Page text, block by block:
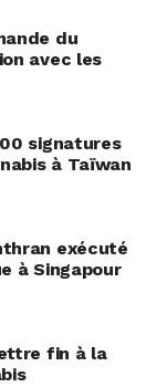
du
avec les
signatures
à Taïwan
exécuté
à Singapour
fin à la